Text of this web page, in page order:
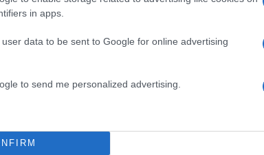
in apps.
data to be sent to Google for online advertising
to send me personalized advertising.